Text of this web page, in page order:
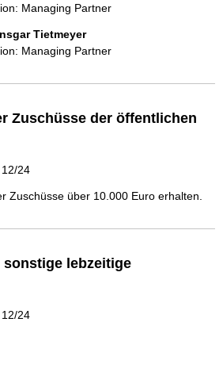
Managing Partner
Tietmeyer
Managing Partner
Zuschüsse der öffentlichen
24
Zuschüsse über 10.000 Euro erhalten.
lebzeitige
24